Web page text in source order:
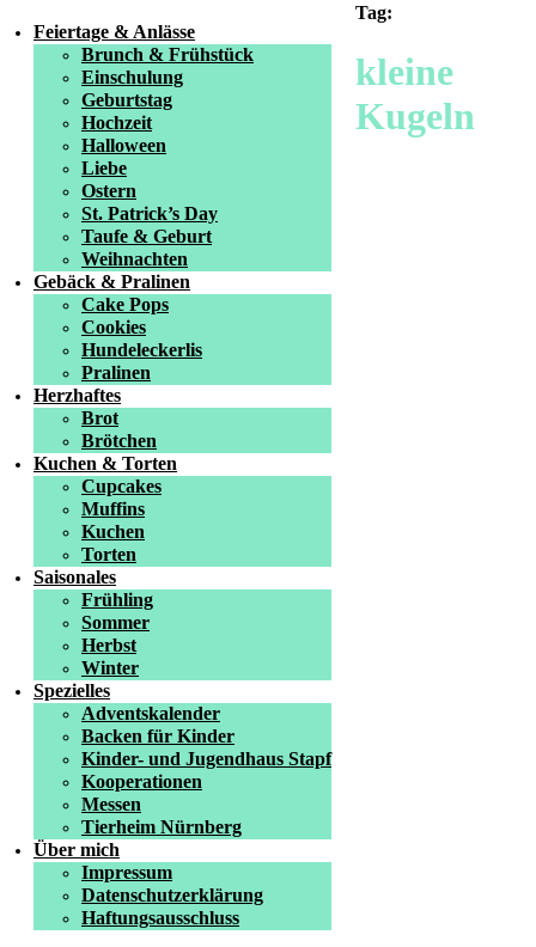
Feiertage & Anlässe
Brunch & Frühstück
Einschulung
Geburtstag
Hochzeit
Halloween
Liebe
Ostern
St. Patrick’s Day
Taufe & Geburt
Weihnachten
Gebäck & Pralinen
Cake Pops
Cookies
Hundeleckerlis
Pralinen
Herzhaftes
Brot
Brötchen
Kuchen & Torten
Cupcakes
Muffins
Kuchen
Torten
Saisonales
Frühling
Sommer
Herbst
Winter
Spezielles
Adventskalender
Backen für Kinder
Kinder- und Jugendhaus Stapf
Kooperationen
Messen
Tierheim Nürnberg
Über mich
Impressum
Datenschutzerklärung
Haftungsausschluss
Tag:
kleine
Kugeln